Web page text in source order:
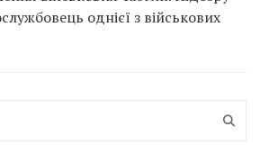
однієї з військових